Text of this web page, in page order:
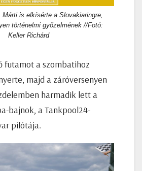
Márti is elkísérte a Slovakiaringre,
történelmi győzelmének //Fotó:
Keller Richárd
futamot a szombatihoz
majd a záróversenyen
harmadik lett a
bajnok, a Tankpool24-
pilótája.